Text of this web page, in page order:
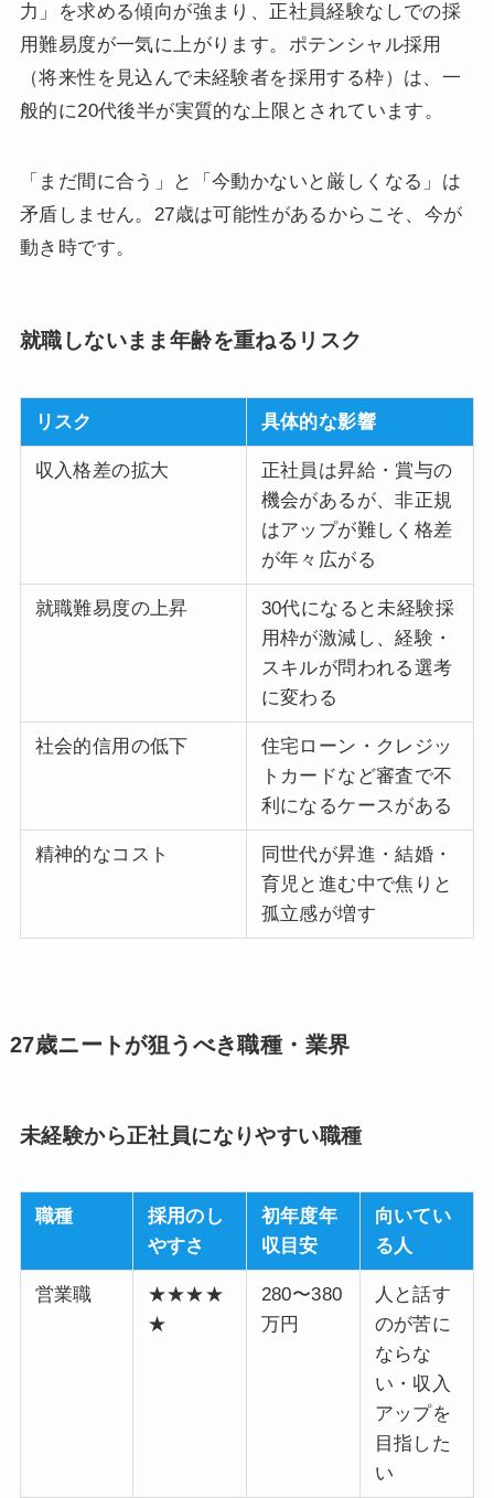
力」を求める傾向が強まり、正社員経験なしでの採
用難易度が一気に上がります。ポテンシャル採用
（将来性を見込んで未経験者を採用する枠）は、一
般的に20代後半が実質的な上限とされています。
「まだ間に合う」と「今動かないと厳しくなる」は
矛盾しません。27歳は可能性があるからこそ、今が
動き時です。
就職しないまま年齢を重ねるリスク
リスク 具体的な影響
収入格差の拡大
正社員は昇給・賞与の
機会があるが、非正規
はアップが難しく格差
が年々広がる
就職難易度の上昇
30代になると未経験採
用枠が激減し、経験・
スキルが問われる選考
に変わる
社会的信用の低下
住宅ローン・クレジッ
トカードなど審査で不
利になるケースがある
精神的なコスト
同世代が昇進・結婚・
育児と進む中で焦りと
孤立感が増す
27歳ニートが狙うべき職種・業界
未経験から正社員になりやすい職種
職種
採用のし
やすさ
初年度年
収目安
向いてい
る人
営業職
★★★★
★
280〜380
万円
人と話す
のが苦に
ならな
い・収入
アップを
目指した
い